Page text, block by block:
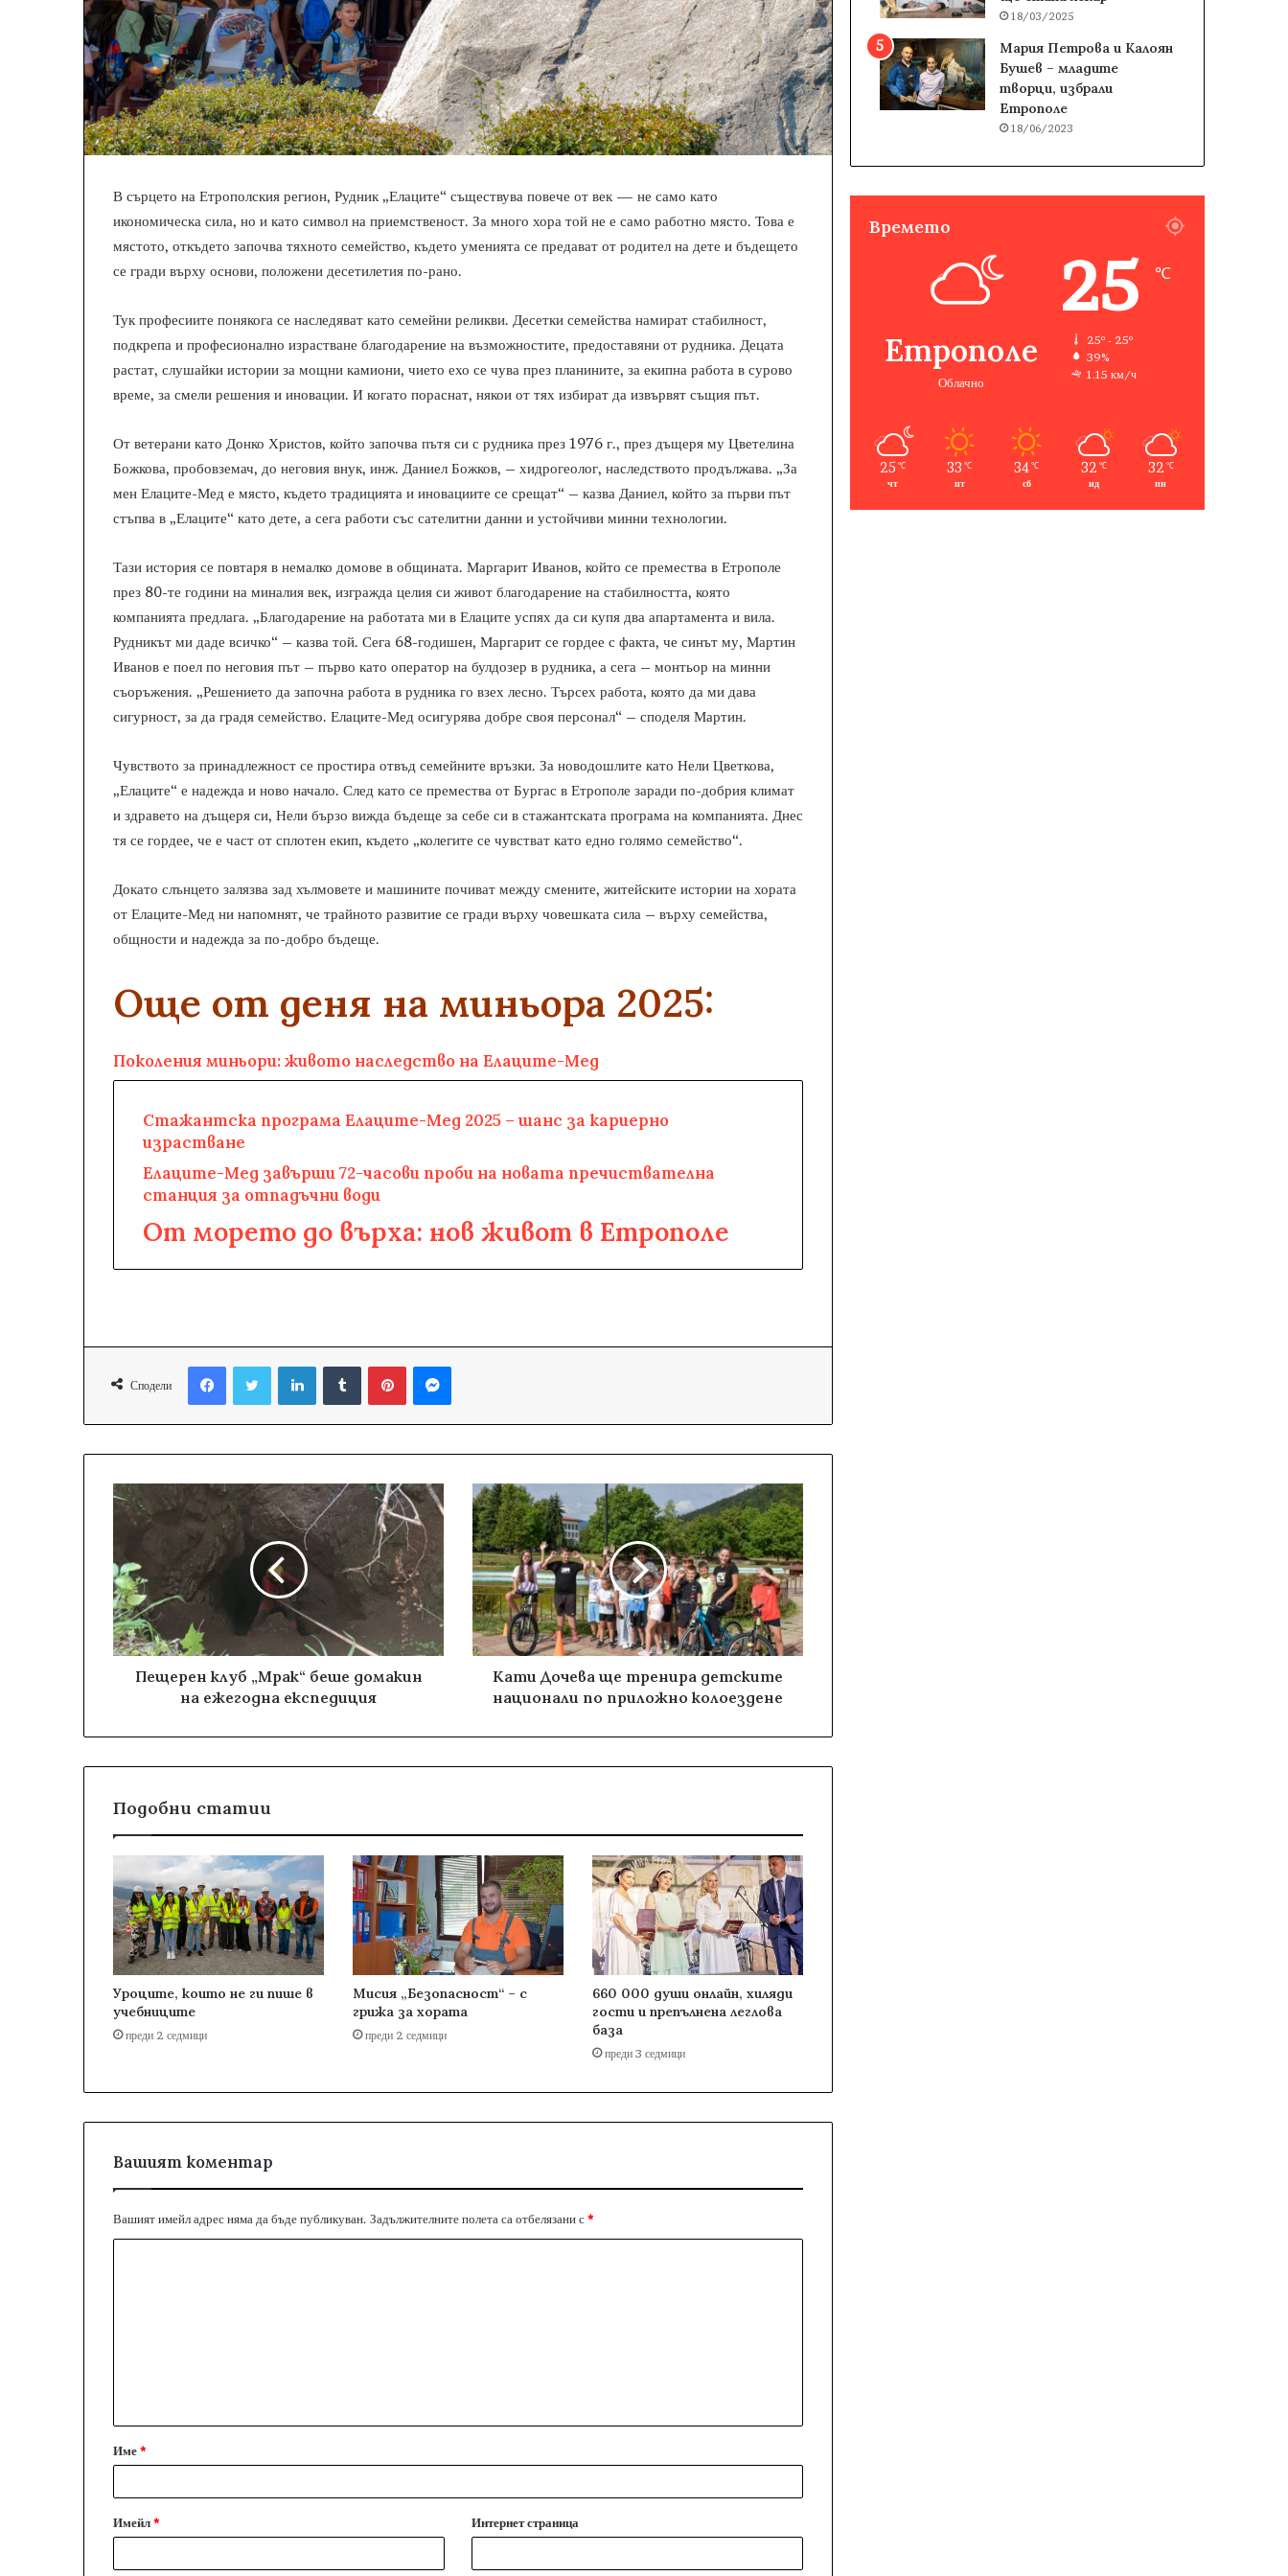
В сърцето на Етрополския регион, Рудник „Елаците“ съществува повече от век — не само като
икономическа сила, но и като символ на приемственост. За много хора той не е само работно място. Това е
мястото, откъдето започва тяхното семейство, където уменията се предават от родител на дете и бъдещето
се гради върху основи, положени десетилетия по-рано.
Тук професиите понякога се наследяват като семейни реликви. Десетки семейства намират стабилност,
подкрепа и професионално израстване благодарение на възможностите, предоставяни от рудника. Децата
растат, слушайки истории за мощни камиони, чието ехо се чува през планините, за екипна работа в сурово
време, за смели решения и иновации. И когато пораснат, някои от тях избират да извървят същия път.
От ветерани като Донко Христов, който започва пътя си с рудника през 1976 г., през дъщеря му Цветелина
Божкова, пробовземач, до неговия внук, инж. Даниел Божков, – хидрогеолог, наследството продължава. „За
мен Елаците-Мед е място, където традицията и иновациите се срещат“ – казва Даниел, който за първи път
стъпва в „Елаците“ като дете, а сега работи със сателитни данни и устойчиви минни технологии.
Тази история се повтаря в немалко домове в общината. Маргарит Иванов, който се премества в Етрополе
през 80-те години на миналия век, изгражда целия си живот благодарение на стабилността, която
компанията предлага. „Благодарение на работата ми в Елаците успях да си купя два апартамента и вила.
Рудникът ми даде всичко“ – казва той. Сега 68-годишен, Маргарит се гордее с факта, че синът му, Мартин
Иванов е поел по неговия път – първо като оператор на булдозер в рудника, а сега – монтьор на минни
съоръжения. „Решението да започна работа в рудника го взех лесно. Търсех работа, която да ми дава
сигурност, за да градя семейство. Елаците-Мед осигурява добре своя персонал“ – споделя Мартин.
Чувството за принадлежност се простира отвъд семейните връзки. За новодошлите като Нели Цветкова,
„Елаците“ е надежда и ново начало. След като се премества от Бургас в Етрополе заради по-добрия климат
и здравето на дъщеря си, Нели бързо вижда бъдеще за себе си в стажантската програма на компанията. Днес
тя се гордее, че е част от сплотен екип, където „колегите се чувстват като едно голямо семейство“.
Докато слънцето залязва зад хълмовете и машините почиват между смените, житейските истории на хората
от Елаците-Мед ни напомнят, че трайното развитие се гради върху човешката сила – върху семейства,
общности и надежда за по-добро бъдеще.
Още от деня на миньора 2025:
Поколения миньори: живото наследство на Елаците-Мед
Стажантска програма Елаците-Мед 2025 – шанс за кариерно
израстване
Елаците-Мед завърши 72-часови проби на новата пречиствателна
станция за отпадъчни води
От морето до върха: нов живот в Етрополе
Сподели
Facebook LinkedIn
Пещерен клуб „Мрак“ беше домакин
на ежегодна експедиция
Кати Дочева ще тренира детските
национали по приложно колоездене
Подобни статии
Уроците, които не ги пише в
учебниците
преди 2 седмици
Мисия „Безопасност“ – с
грижа за хората
преди 2 седмици
660 000 души онлайн, хиляди
гости и препълнена леглова
база
преди 3 седмици
Вашият коментар
Вашият имейл адрес няма да бъде публикуван. Задължителните полета са отбелязани с*
а
р
Име*
Имейл* Интернет страница
18/03/2025
Мария Петрова и Калоян
Бушев – младите
творци, избрали
Етрополе
18/06/2023
Времето
Етрополе
Облачно
25 ℃
25º - 25º
39%
1.15 км/ч
25 ℃
чт
33 ℃
пт
34 ℃
сб
32 ℃
нд
32 ℃
пн